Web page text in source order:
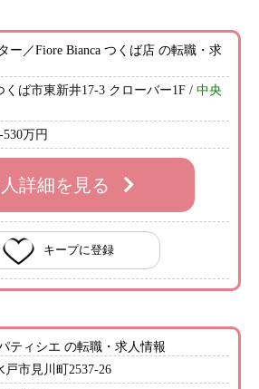
ー／Fiore Bianca つくば店 の転職・求
くば市東新井17-3 クローバー1F / 中央
万円
詳細を見る
キープに登録
ティシエ の転職・求人情報
戸市見川町2537-26